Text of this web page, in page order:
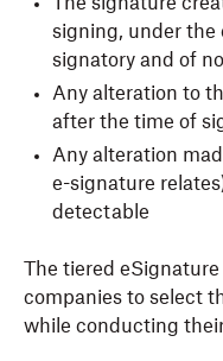
signing, under the
signatory and of
Any alteration to
after the time of
Any alteration
e-signature
detectable
The tiered
companies to select
while conducting